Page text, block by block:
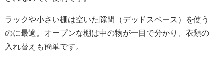
ラックや小さい棚は空いた隙間（デッドスペース）を使う
のに最適。オープンな棚は中の物が一目で分かり、衣類の
入れ替えも簡単です。